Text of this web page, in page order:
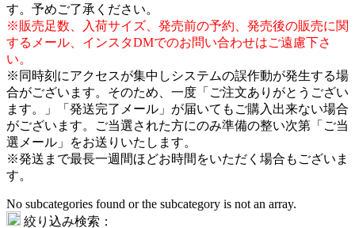
す。予めご了承ください。
※販売足数、入荷サイズ、発売前の予約、発売後の販売に関
するメール、インスタDMでのお問い合わせはご遠慮下さ
い。
※同時刻にアクセスが集中しシステムの誤作動が発生する場
合がございます。そのため、一度「ご注文ありがとうござい
ます。」「発送完了メール」が届いてもご購入出来ない場合
がございます。ご当選された方にのみ準備の整い次第「ご当
選メール」をお送りいたします。
※発送まで最長一週間ほどお時間をいただく場合もございま
す。
No subcategories found or the subcategory is not an array.
絞り込み検索：